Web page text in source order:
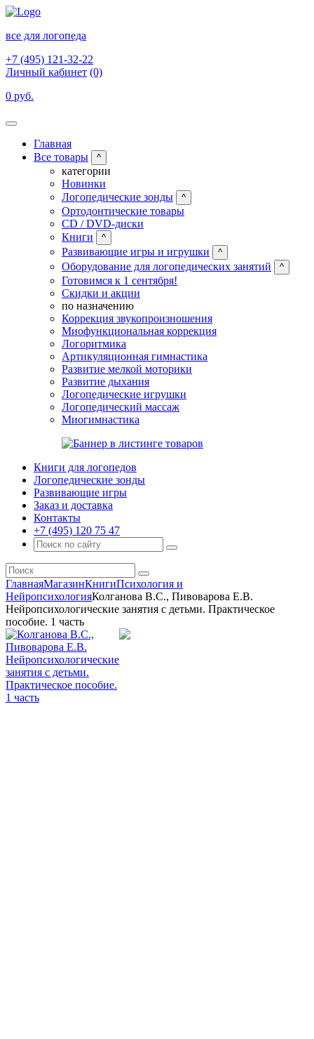
все для логопеда
+7 (495) 121-32-22
Личный кабинет (0)
0 руб.
Главная
Все товары
^
категории
Новинки
Логопедические зонды
^
Ортодонтические товары
CD / DVD-диски
Книги
^
Развивающие игры и игрушки ^
Оборудование для логопедических занятий ^
Готовимся к 1 сентября!
Скидки и акции
по назначению
Коррекция звукопроизношения
Миофункциональная коррекция
Логоритмика
Артикуляционная гимнастика
Развитие мелкой моторики
Развитие дыхания
Логопедические игрушки
Логопедический массаж
Миогимнастика
Книги для логопедов
Логопедические зонды
Развивающие игры
Заказ и доставка
Контакты
+7 (495) 120 75 47
ГлавнаяМагазинКнигиПсихология и
НейропсихологияКолганова В.С., Пивоварова Е.В.
Нейропсихологические занятия с детьми. Практическое
пособие. 1 часть